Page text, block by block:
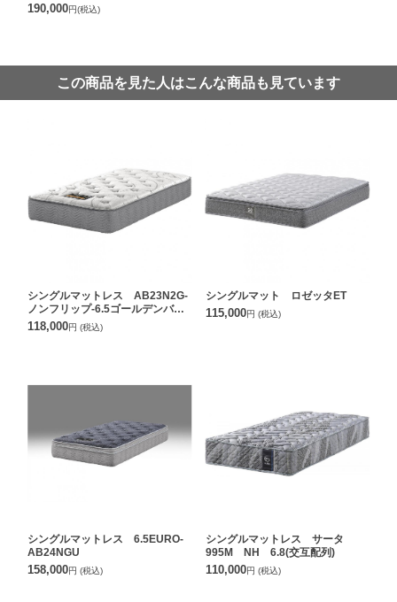
190,000円(税込)
この商品を見た人はこんな商品も見ています
シングルマットレス AB23N2G-
ノンフリップ-6.5ゴールデンバリ
ュー
118,000円 (税込)
シングルマット ロゼッタET
115,000円 (税込)
シングルマットレス 6.5EURO-
AB24NGU
158,000円 (税込)
シングルマットレス サータ
995M NH 6.8(交互配列)
110,000円 (税込)